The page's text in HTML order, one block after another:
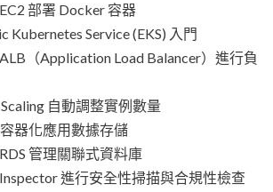
部署 Docker 容器
Kubernetes Service (EKS) 入門
（Application Load Balancer）進行負
自動調整實例數量
容器化應用數據存儲
管理關聯式資料庫
進行安全性掃描與合規性檢查